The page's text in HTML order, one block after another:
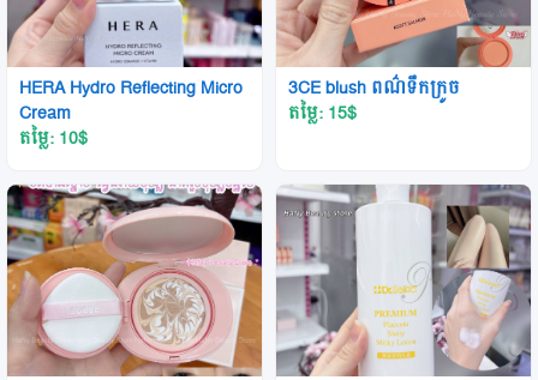
HERA Hydro Reflecting Micro
Cream
តម្លៃ: 10$
3CE blush​ ពណ៌ទឹកក្រូច
តម្លៃ: 15$